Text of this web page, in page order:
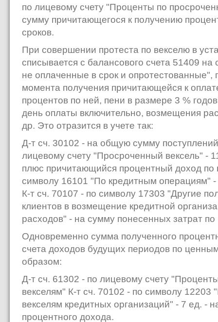
по лицевому счету "Проценты по
сумму причитающегося к получению
сроков.
При совершении протеста по векселю в
списывается с балансового счета 51409 на
не оплаченные в срок и опротесто­ванные",
момента получения причитающейся к
процентов по ней, пени в размере 3 %
день оплаты включительно, возмещения
др. Это отразится в учете так:
Д-т сч. 30102 - на общую сумму
лицевому счету "Просроченный век­сель" -
плюс причитающий­ся процентный доход по
символу 16101 "По кредитным операциям"
К-т сч. 70107 - по символу 17303 "Другие
клиентов в возмещение кредитной
расходов" - на сумму понесенных затрат по
Одновременно сумма полученного
счета доходов будущих периодов по
образом:
Д-т сч. 61302 - по лицевому счету
векселям" К-т сч. 70102 - по символу
векселям кредитных организаций" - 7 ед. -
процентного дохода.